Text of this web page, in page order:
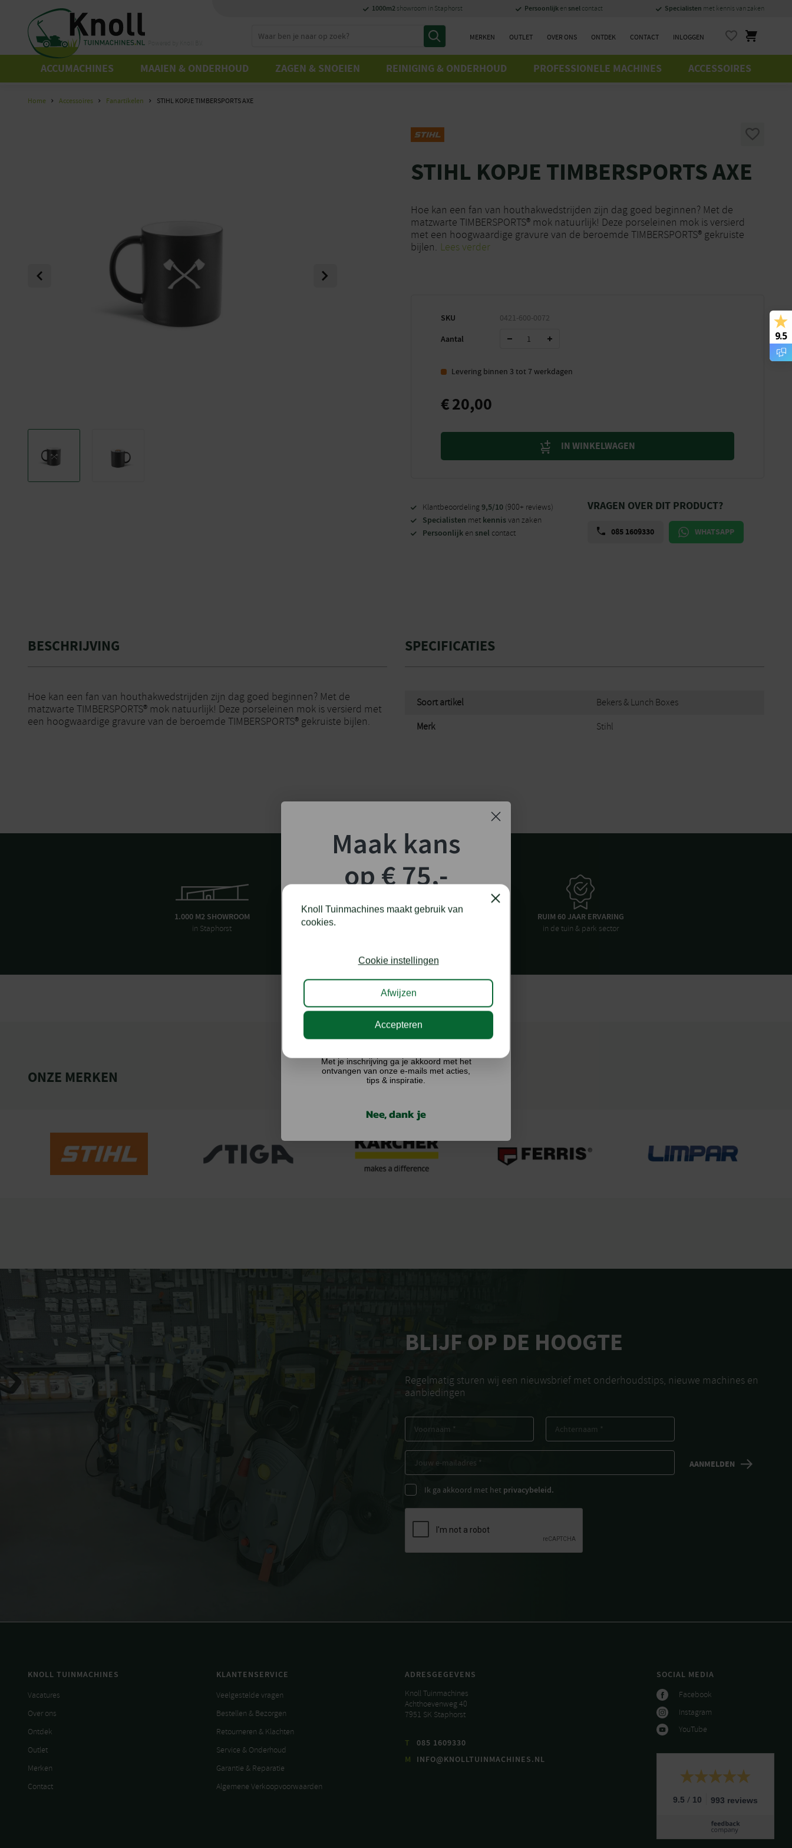
1000m2 showroom in Staphorst Persoonlijk en snel contact Specialisten met kennis van zaken
MERKEN OUTLET OVER ONS ONTDEK CONTACT INLOGGEN
ACCUMACHINES MAAIEN & ONDERHOUD ZAGEN & SNOEIEN REINIGING & ONDERHOUD PROFESSIONELE MACHINES ACCESSOIRES
Home Accessoires Fanartikelen STIHL KOPJE TIMBERSPORTS AXE
Previous Next
STIHL KOPJE TIMBERSPORTS AXE
Hoe kan een fan van houthakwedstrijden zijn dag goed beginnen? Met de
matzwarte TIMBERSPORTS® mok natuurlijk! Deze porseleinen mok is versierd
met een hoogwaardige gravure van de beroemde TIMBERSPORTS® gekruiste
bijlen. Lees verder
SKU 0421-600-0072
Aantal
Levering binnen 3 tot 7 werkdagen
€20,00
IN WINKELWAGEN
Klantbeoordeling9,5/10 (900+ reviews)
Specialisten met kennisvan zaken
Persoonlijk en snel contact
VRAGEN OVER DIT PRODUCT?
085 1609330 WHATSAPP
BESCHRIJVING
Hoe kan een fan van houthakwedstrijden zijn dag goed beginnen? Met de
matzwarte TIMBERSPORTS® mok natuurlijk! Deze porseleinen mok is versierd met
een hoogwaardige gravure van de beroemde TIMBERSPORTS® gekruiste bijlen.
SPECIFICATIES
Soort artikel Bekers & Lunch Boxes
Merk Stihl
1.000 M2 SHOWROOM
in Staphorst
PERSOONLIJK EN SNEL CONTACT RUIM 60 JAAR ERVARING
in de tuin & park sector
ONZE MERKEN
BLIJF OP DE HOOGTE
Regelmatig sturen wij een nieuwsbrief met onderhoudstips, nieuwe machines en
aanbiedingen
Ik ga akkoord met het privacybeleid.
KNOLL TUINMACHINES
Vacatures
Over ons
Ontdek
Outlet
Merken
Contact
KLANTENSERVICE
Veelgestelde vragen
Bestellen & Bezorgen
Retourneren & Klachten
Service & Onderhoud
Garantie & Reparatie
Algemene Verkoopvoorwaarden
ADRESGEGEVENS
Knoll Tuinmachines
Achthoevenweg 40
7951 SK Staphorst
T
085 1609330
M
INFO@KNOLLTUINMACHINES.NL
SOCIAL MEDIA
Facebook
Instagram
YouTube
9.5 / 10 993 reviews
9.5
Knoll Tuinmachines maakt gebruik van
cookies.
Close
Cookie instellingen
Afwijzen
Accepteren
Maak kans
op € 75,-
shoptegoed!
Ik doe graag mee!
Met je inschrijving ga je akkoord met het
ontvangen van onze e-mails met acties,
tips & inspiratie.
Nee, dank je